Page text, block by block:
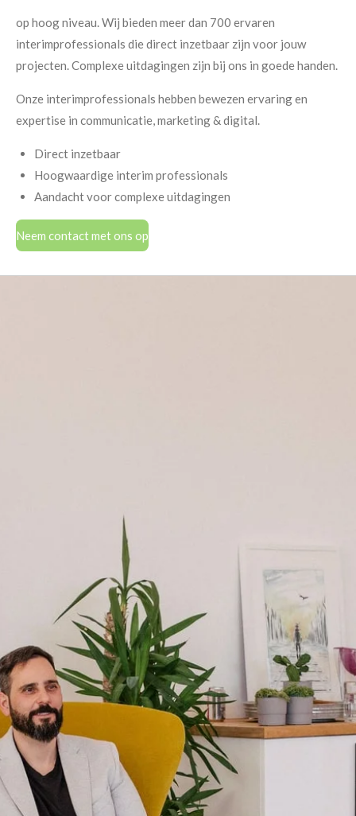
op hoog niveau. Wij bieden meer dan 700 ervaren
interimprofessionals die direct inzetbaar zijn voor jouw
projecten. Complexe uitdagingen zijn bij ons in goede handen.
Onze interimprofessionals hebben bewezen ervaring en
expertise in communicatie, marketing & digital.
Direct inzetbaar
Hoogwaardige interim professionals
Aandacht voor complexe uitdagingen
Neem contact met ons op